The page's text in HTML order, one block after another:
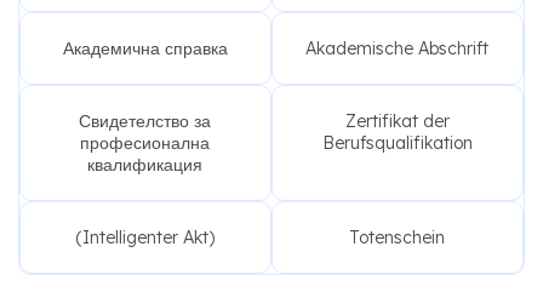
Академична справка Akademische Abschrift
Свидетелство за
професионална
квалификация
Zertifikat der
Berufsqualifikation
(Intelligenter Akt) Totenschein